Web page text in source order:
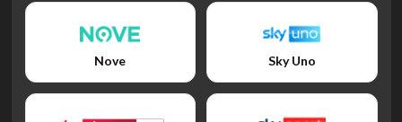
Nove Sky Uno